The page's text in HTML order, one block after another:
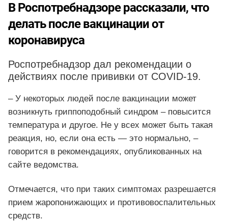
В Роспотребнадзоре рассказали, что
делать после вакцинации от
коронавируса
Роспотребнадзор дал рекомендации о
действиях после прививки от COVID-19.
– У некоторых людей после вакцинации может
возникнуть гриппоподобный синдром – повысится
температура и другое. Не у всех может быть такая
реакция, но, если она есть — это нормально, –
говорится в рекомендациях, опубликованных на
сайте ведомства.
Отмечается, что при таких симптомах разрешается
прием жаропонижающих и противовоспалительных
средств.